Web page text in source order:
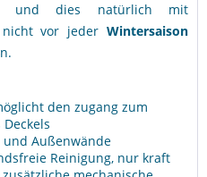
und dies natürlich mit
nicht vor jeder Wintersaison
den zugang zum
Außenwände
Reinigung, nur kraft